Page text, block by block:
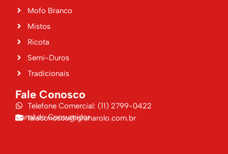
Mofo Branco
Mistos
Ricota
Semi-Duros
Tradicionais
Fale Conosco
Telefone Comercial: (11) 2799-0422
Canal do Consumidor
faleconosco@granarolo.com.br